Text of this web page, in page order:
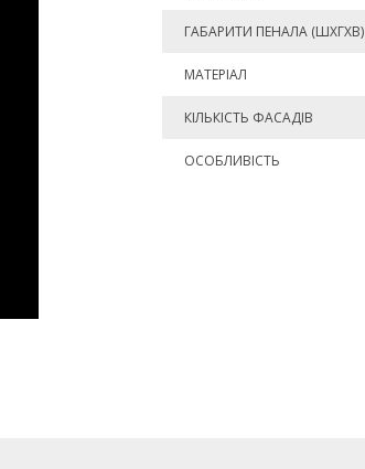
ГАБАРИТИ ПЕНАЛА (ШХГХВ)
МАТЕРІАЛ
КІЛЬКІСТЬ ФАСАДІВ
ОСОБЛИВІСТЬ